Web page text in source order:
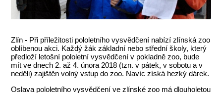
Zlín - Při příležitosti pololetního vysvědčení nabízí zlínská zoo
oblíbenou akci. Každý žák základní nebo střední školy, který
předloží letošní pololetní vysvědčení v pokladně zoo, bude
mít ve dnech 2. až 4. února 2018 (tzn. v pátek, v sobotu a v
neděli) zajištěn volný vstup do zoo. Navíc získá hezký dárek.
Oslava pololetního vysvědčení ve zlínské zoo má dlouholetou